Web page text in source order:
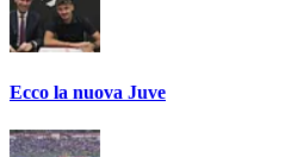
Ecco la nuova Juve